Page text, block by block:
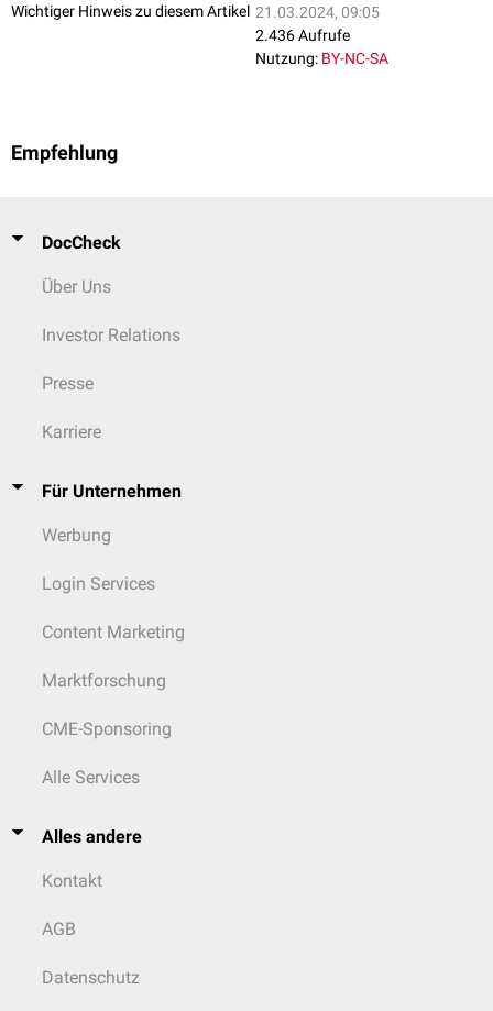
Wichtiger Hinweis zu diesem Artikel 21.03.2024, 09:05
2.436 Aufrufe
Nutzung: BY-NC-SA
Empfehlung
DocCheck
Über Uns
Investor Relations
Presse
Karriere
Für Unternehmen
Werbung
Login Services
Content Marketing
Marktforschung
CME-Sponsoring
Alle Services
Alles andere
Kontakt
AGB
Datenschutz